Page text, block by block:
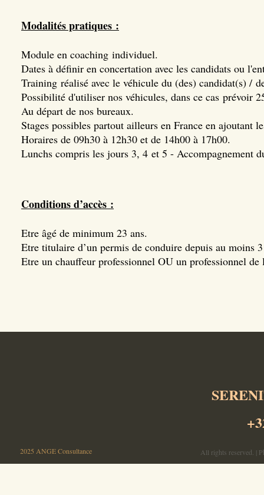
Modalités pratiques :
Module en coaching individuel.
Dates à définir en concertation avec les candidats ou
Training réalisé avec le véhicule du (des) candidat(s) /
Possibilité d'utiliser nos véhicules, dans ce cas prévoir
Au départ de nos bureaux.
Stages possibles partout ailleurs en France en ajoutant
Horaires de 09h30 à 12h30 et de 14h00 à 17h00.
Lunchs compris les jours 3, 4 et 5 - Accompagnement
Conditions d’accès :
Etre âgé de minimum 23 ans.
Etre titulaire d’un permis de conduire depuis au moins
Etre un chauffeur professionnel OU un professionnel de
2025 ANGE Consultance All rights reserved. |